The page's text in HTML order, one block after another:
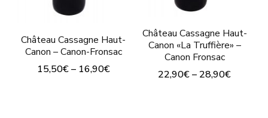
Château Cassagne Haut-
Canon – Canon-Fronsac
15,50€– 16,90€
Château Cassagne Haut-
Canon «La Truffière» –
Canon Fronsac
22,90€– 28,90€